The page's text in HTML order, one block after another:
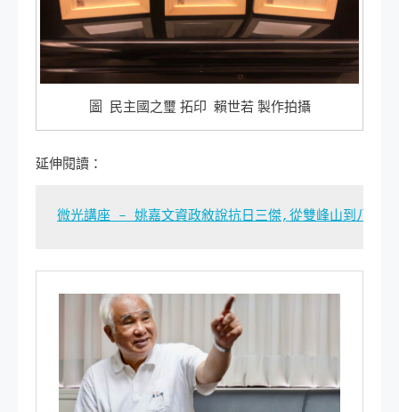
圖 民主國之璽 拓印 賴世若 製作拍攝
延伸閱讀：
微光講座 – 姚嘉文資政敘說抗日三傑,從雙峰山到八卦